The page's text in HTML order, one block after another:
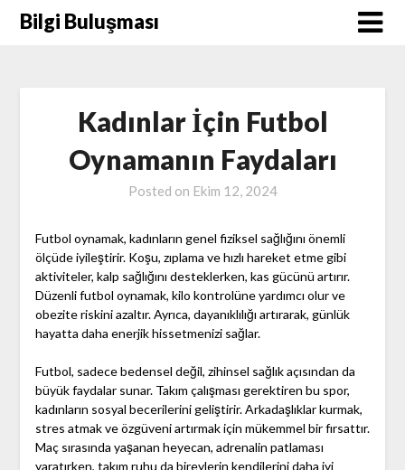
SkipBilgi Buluşması
Kadınlar İçin Futbol
Oynamanın Faydaları
Posted on Ekim 12, 2024
Futbol oynamak, kadınların genel fiziksel sağlığını önemli
ölçüde iyileştirir. Koşu, zıplama ve hızlı hareket etme gibi
aktiviteler, kalp sağlığını desteklerken, kas gücünü artırır.
Düzenli futbol oynamak, kilo kontrolüne yardımcı olur ve
obezite riskini azaltır. Ayrıca, dayanıklılığı artırarak, günlük
hayatta daha enerjik hissetmenizi sağlar.
Futbol, sadece bedensel değil, zihinsel sağlık açısından da
büyük faydalar sunar. Takım çalışması gerektiren bu spor,
kadınların sosyal becerilerini geliştirir. Arkadaşlıklar kurmak,
stres atmak ve özgüveni artırmak için mükemmel bir fırsattır.
Maç sırasında yaşanan heyecan, adrenalin patlaması
yaratırken, takım ruhu da bireylerin kendilerini daha iyi